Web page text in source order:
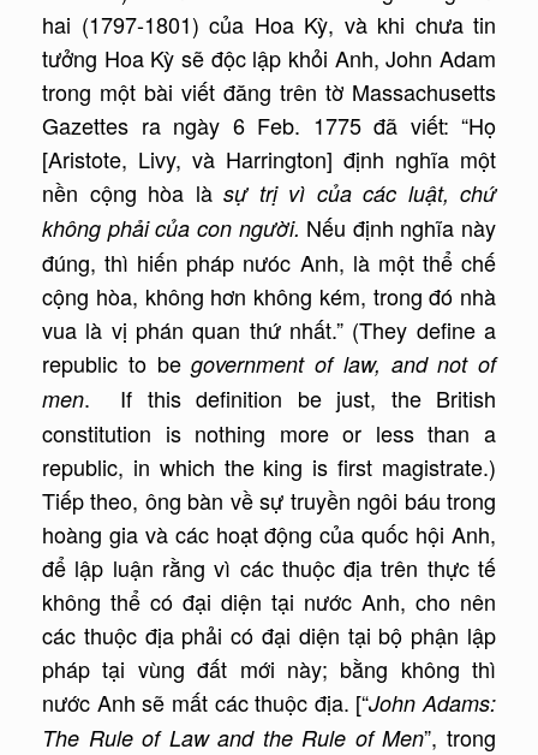
hai (1797-1801) của Hoa Kỳ, và khi chưa tin
tưởng Hoa Kỳ sẽ độc lập khỏi Anh, John Adam
trong một bài viết đăng trên tờ Massachusetts
Gazettes ra ngày 6 Feb. 1775 đã viết: “Họ
[Aristote, Livy, và Harrington] định nghĩa một
nền cộng hòa là sự trị vì của các luật, chứ
không phải của con người. Nếu định nghĩa này
đúng, thì hiến pháp nưóc Anh, là một thể chế
cộng hòa, không hơn không kém, trong đó nhà
vua là vị phán quan thứ nhất.” (They define a
republic to begovernment of law, and not of
men. If this definition be just, the British
constitution is nothing more or less than a
republic, in which the king is first magistrate.)
Tiếp theo, ông bàn về sự truyền ngôi báu trong
hoàng gia và các hoạt động của quốc hội Anh,
để lập luận rằng vì các thuộc địa trên thực tế
không thể có đại diện tại nước Anh, cho nên
các thuộc địa phải có đại diện tại bộ phận lập
pháp tại vùng đất mới này; bằng không thì
nước Anh sẽ mất các thuộc địa. [“John Adams:
The Rule of Law and the Rule of Men”, trong